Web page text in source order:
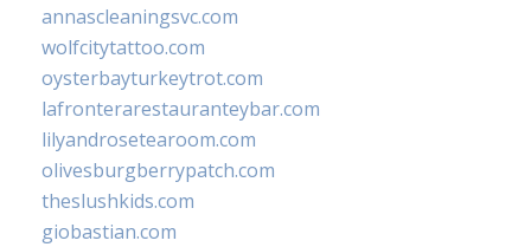
annascleaningsvc.com
wolfcitytattoo.com
oysterbayturkeytrot.com
lafronterarestauranteybar.com
lilyandrosetearoom.com
olivesburgberrypatch.com
theslushkids.com
giobastian.com